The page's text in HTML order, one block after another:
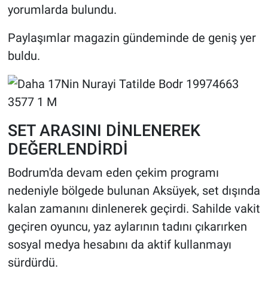
yorumlarda bulundu.
Paylaşımlar magazin gündeminde de geniş yer
buldu.
SET ARASINI DİNLENEREK
DEĞERLENDİRDİ
Bodrum'da devam eden çekim programı
nedeniyle bölgede bulunan Aksüyek, set dışında
kalan zamanını dinlenerek geçirdi. Sahilde vakit
geçiren oyuncu, yaz aylarının tadını çıkarırken
sosyal medya hesabını da aktif kullanmayı
sürdürdü.